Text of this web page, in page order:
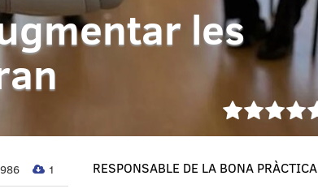
les
1 RESPONSABLE DE LA BONA PRÀCTICA